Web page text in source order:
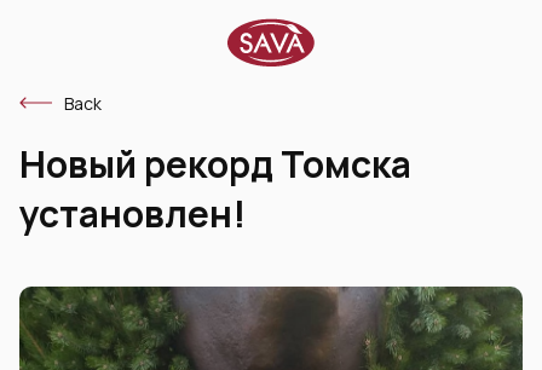
Back
Новый рекорд Томска
установлен!